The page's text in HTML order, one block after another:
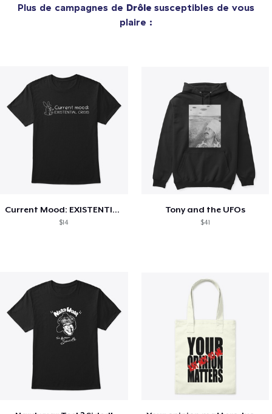
Plus de campagnes de Drôle susceptibles de vous
plaire :
Current Mood: EXISTENTIAL CRISIS
$14
Tony and the UFOs
$41